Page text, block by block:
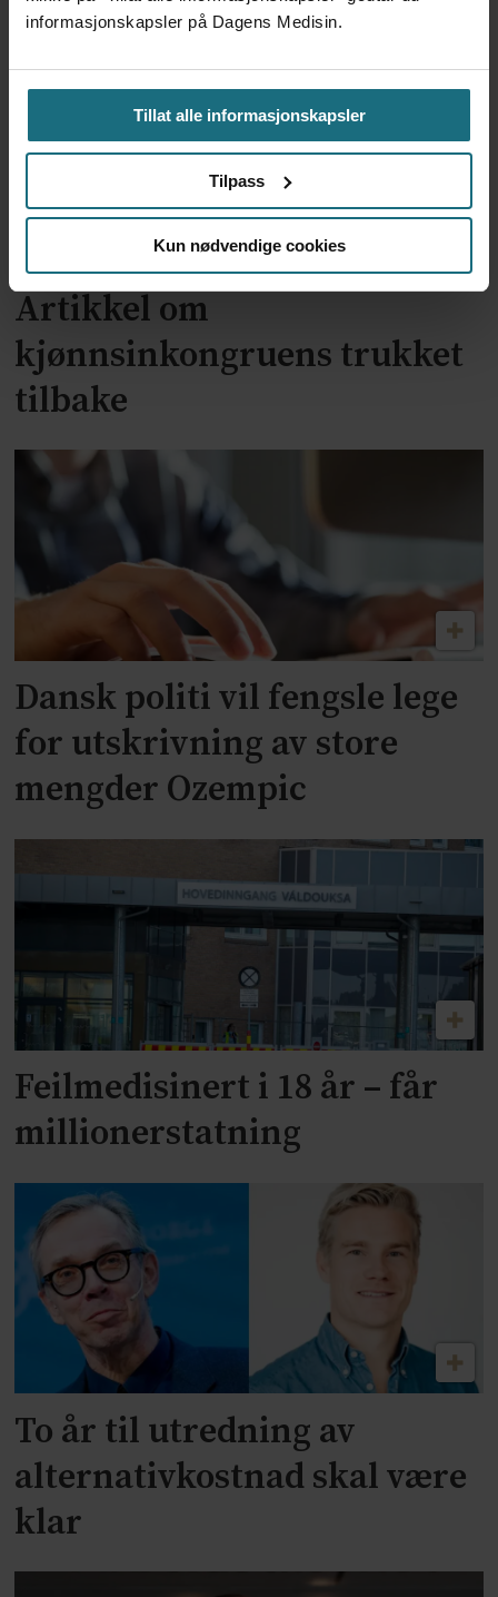
informasjonskapsler på Dagens Medisin.
Tillat alle informasjonskapsler
Tilpass
Kun nødvendige cookies
mot manglende lønn
Artikkel om
kjønnsinkongruens trukket
tilbake
Dansk politi vil fengsle lege
for utskrivning av store
mengder Ozempic
Feilmedisinert i 18 år – får
millionerstatning
To år til utredning av
alternativkostnad skal være
klar